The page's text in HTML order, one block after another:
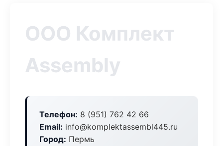
ООО Комплект
Assembly
Телефон: 8 (951) 762 42 66
Email: info@komplektassembl445.ru
Город: Пермь